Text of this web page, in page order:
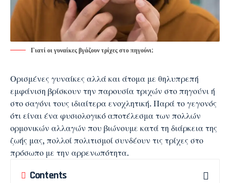
Γιατί οι γυναίκες βγάζουν τρίχες στο πηγούνι;
Ορισμένες γυναίκες αλλά και άτομα με θηλυπρεπή
εμφάνιση βρίσκουν την παρουσία τριχών στο πηγούνι ή
στο σαγόνιτους ιδιαίτερα ενοχλητική. Παρά το γεγονός
ότι είναι ένα φυσιολογικό αποτέλεσμα των πολλών
ορμονικών αλλαγών που βιώνουμε κατά τη διάρκεια της
ζωής μας, πολλοί πολιτισμοί συνδέουν τις τρίχες στο
πρόσωπο με την αρρενωπότητα.
Contents